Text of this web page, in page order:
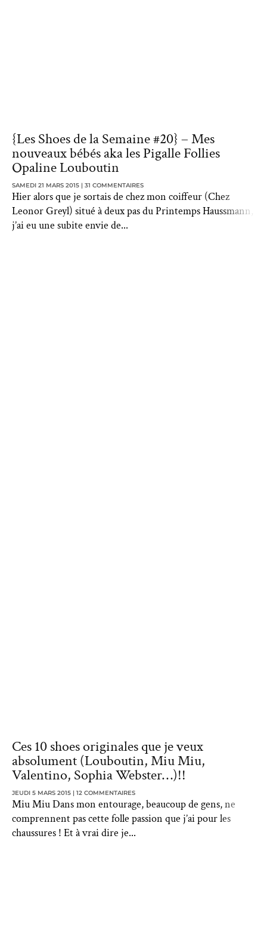
{Les Shoes de la Semaine #20} – Mes
nouveaux bébés aka les Pigalle Follies
Opaline Louboutin
SAMEDI 21 MARS 2015 31 COMMENTAIRES
Hier alors que je sortais de chez mon coiffeur (Chez
Leonor Greyl) situé à deux pas du Printemps Haussmann,
j’ai eu une subite envie de
Ces 10 shoes originales que je veux
absolument (Louboutin, Miu Miu,
Valentino, Sophia Webster…)!!
JEUDI 5 MARS 2015 12 COMMENTAIRES
Miu Miu Dans mon entourage, beaucoup de gens, ne
comprennent pas cette folle passion que j’ai pour les
chaussures ! Et à vrai dire je